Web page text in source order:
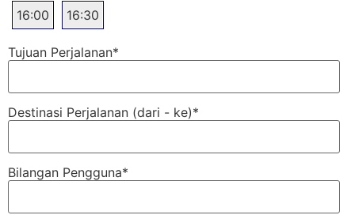
16:00 16:30
Tujuan Perjalanan*
Destinasi Perjalanan (dari - ke)*
Bilangan Pengguna*